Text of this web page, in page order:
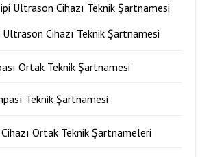
Ultrason Cihazı Teknik Şartnamesi
Cihazı Teknik Şartnamesi
Ortak Teknik Şartnamesi
Teknik Şartnamesi
Ortak Teknik Şartnameleri